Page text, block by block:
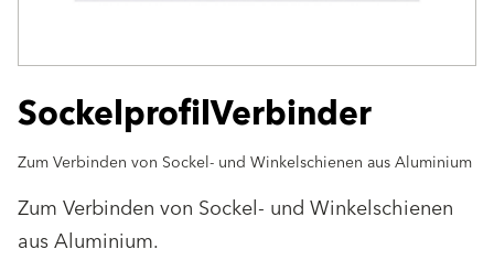
SockelprofilVerbinder
Zum Verbinden von Sockel- und Winkelschienen aus Aluminium
Zum Verbinden von Sockel- und Winkelschienen
aus Aluminium.